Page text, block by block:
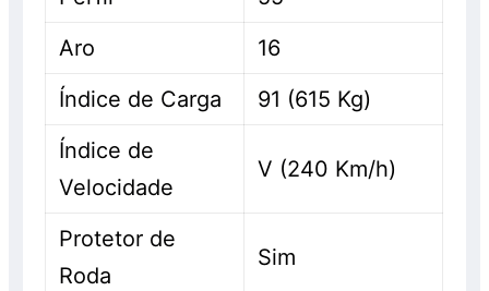
Aro
16
Índice de Carga
91 (615 Kg)
Índice de
Velocidade
V (240 Km/h)
Protetor de
Roda
Sim